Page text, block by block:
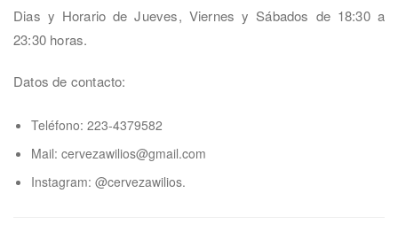
Dias y Horario de Jueves, Viernes y Sábados de 18:30 a
23:30 horas.
Datos de contacto:
Teléfono: 223-4379582
Mail: cervezawilios@gmail.com
Instagram: @cervezawilios.